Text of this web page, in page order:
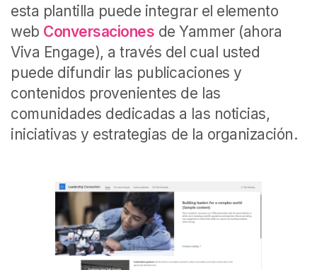
esta plantilla puede integrar el elemento
web Conversaciones de Yammer (ahora
Viva Engage), a través del cual usted
puede difundir las publicaciones y
contenidos provenientes de las
comunidades dedicadas a las noticias,
iniciativas y estrategias de la organización.